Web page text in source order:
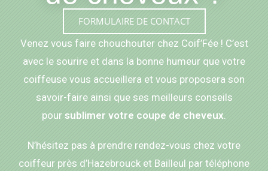
Venez vous faire chouchouter chez Coif’Fée ! C’est
avec le sourire et dans la bonne humeur que votre
coiffeuse vous accueillera et vous proposera son
savoir-faire ainsi que ses meilleurs conseils
pour sublimer votre coupe de cheveux.
N’hésitez pas à prendre rendez-vous chez votre
coiffeur près d’Hazebrouck et Bailleul par téléphone
FORMULAIRE DE CONTACT